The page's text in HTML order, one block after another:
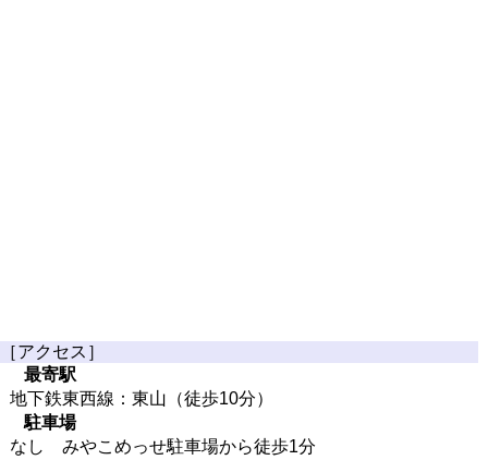
［アクセス］
最寄駅
地下鉄東西線：東山（徒歩10分）
駐車場
なし みやこめっせ駐車場から徒歩1分